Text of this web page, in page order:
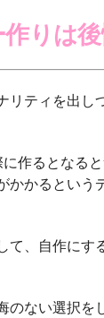
りは
ティを出し
作るとなる
かかるという
て、自作にす
ない選択を